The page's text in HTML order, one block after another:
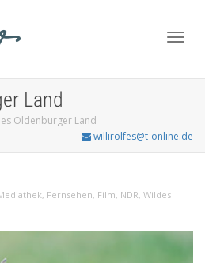
Land
Oldenburger Land
willirolfes@t-online.de
, Fernsehen, Film, NDR, Wildes